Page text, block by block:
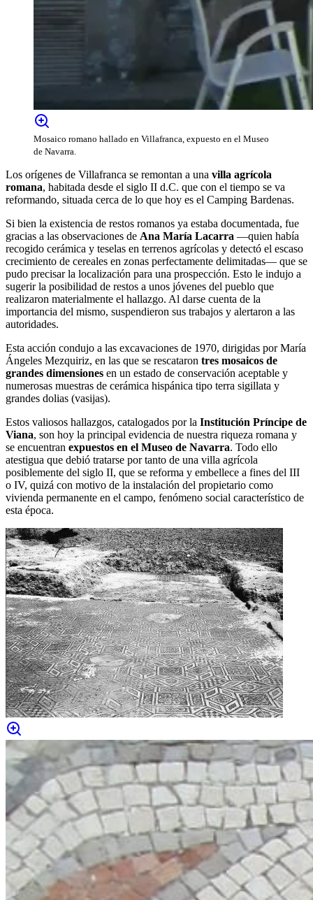
Mosaico romano hallado en Villafranca, expuesto en el Museo
de Navarra.
Los orígenes de Villafranca se remontan a una villa agrícola
romana, habitada desde el siglo II d.C. que con el tiempo se va
reformando, situada cerca de lo que hoy es el Camping Bardenas.
Si bien la existencia de restos romanos ya estaba documentada, fue
gracias a las observaciones de Ana María Lacarra —quien había
recogido cerámica y teselas en terrenos agrícolas y detectó el escaso
crecimiento de cereales en zonas perfectamente delimitadas— que se
pudo precisar la localización para una prospección. Esto le indujo a
sugerir la posibilidad de restos a unos jóvenes del pueblo que
realizaron materialmente el hallazgo. Al darse cuenta de la
importancia del mismo, suspendieron sus trabajos y alertaron a las
autoridades.
Esta acción condujo a las excavaciones de 1970, dirigidas por María
Ángeles Mezquiriz, en las que se rescataron tres mosaicos de
grandes dimensiones en un estado de conservación aceptable y
numerosas muestras de cerámica hispánica tipo terra sigillata y
grandes dolias (vasijas).
Estos valiosos hallazgos, catalogados por la Institución Príncipe de
Viana, son hoy la principal evidencia de nuestra riqueza romana y
se encuentran expuestos en el Museo de Navarra. Todo ello
atestigua que debió tratarse por tanto de una villa agrícola
posiblemente del siglo II, que se reforma y embellece a fines del III
o IV, quizá con motivo de la instalación del propietario como
vivienda permanente en el campo, fenómeno social característico de
esta época.